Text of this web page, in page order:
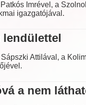
Imrével, a
igazgatójával.
lendülettel
Attilával, a
a nem